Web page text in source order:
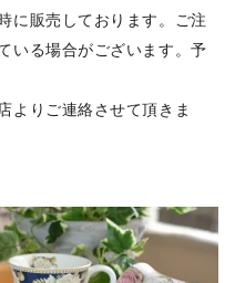
に販売しております。ご注
いる場合がございます。予
よりご連絡させて頂きま